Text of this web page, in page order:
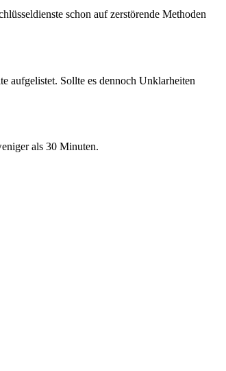
schon auf zerstörende Methoden
aufgelistet. Sollte es dennoch Unklarheiten
als 30 Minuten.